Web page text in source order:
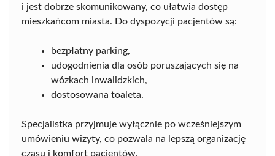
i jest dobrze skomunikowany, co ułatwia dostęp
mieszkańcom miasta. Do dyspozycji pacjentów są:
bezpłatny parking,
udogodnienia dla osób poruszających się na
wózkach inwalidzkich,
dostosowana toaleta.
Specjalistka przyjmuje wyłącznie po wcześniejszym
umówieniu wizyty, co pozwala na lepszą organizację
czasu i komfort pacjentów.